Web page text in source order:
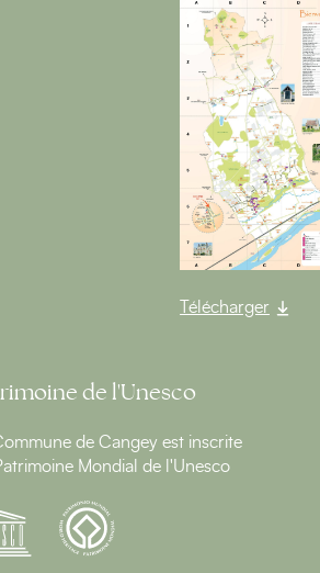
Télécharger
de l'Unesco
de Cangey est inscrite
Mondial de l'Unesco